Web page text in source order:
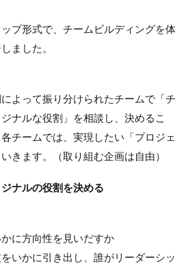
プ形式で、チームビルディングを体
ました。
よって振り分けられたチームで「チ
ナルな役割」を相談し、決めるこ
チームでは、実現したい「プロジェ
きます。（取り組む企画は自由）
ナルの役割を決める
に方向性を見いだすか
いかに引き出し、誰がリーダーシッ